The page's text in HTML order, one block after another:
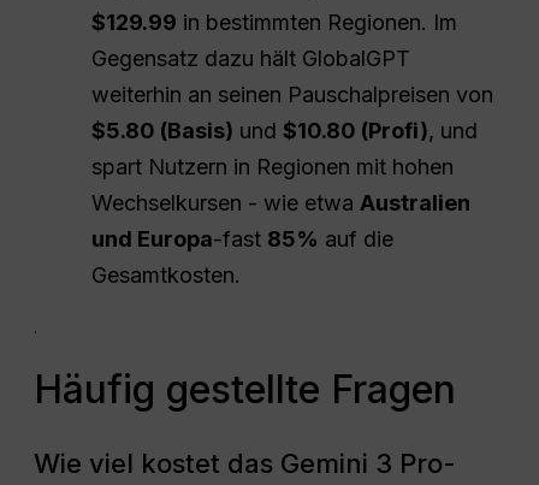
$129.99 in bestimmten Regionen. Im
Gegensatz dazu hält GlobalGPT
weiterhin an seinen Pauschalpreisen von
$5.80 (Basis) und$10.80 (Profi), und
spart Nutzern in Regionen mit hohen
Wechselkursen - wie etwa Australien
und Europa-fast 85% auf die
Gesamtkosten.
.
Häufig gestellte Fragen
Wie viel kostet das Gemini 3 Pro-